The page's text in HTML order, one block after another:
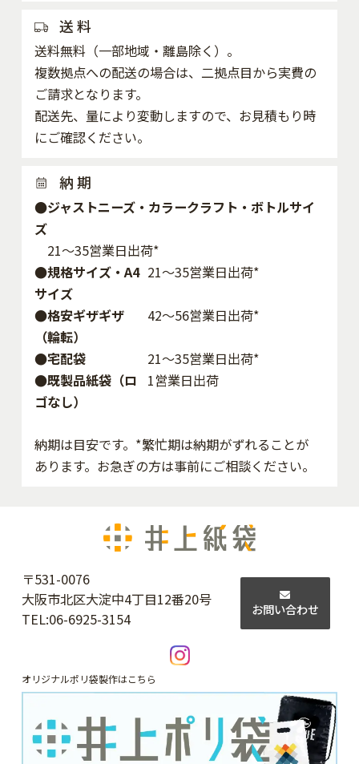
送 料
送料無料（一部地域・離島除く）。
複数拠点への配送の場合は、二拠点目から実費の
ご請求となります。
配送先、量により変動しますので、お見積もり時
にご確認ください。
納 期
●ジャストニーズ・カラークラフト・ボトルサイ
ズ
21～35営業日出荷*
●規格サイズ・A4
サイズ
21～35営業日出荷*
●格安ギザギザ
（輪転）
42〜56営業日出荷*
●宅配袋
21～35営業日出荷*
●既製品紙袋（ロ
ゴなし）
1営業日出荷
納期は目安です。*繁忙期は納期がずれることが
あります。お急ぎの方は事前にご相談ください。
〒531-0076
大阪市北区大淀中4丁目12番20号
TEL:06-6925-3154
お問い合わせ
オリジナルポリ袋製作はこちら